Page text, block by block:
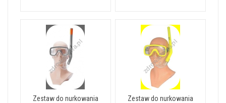
Zestaw do nurkowania
Zestaw do nurkowania